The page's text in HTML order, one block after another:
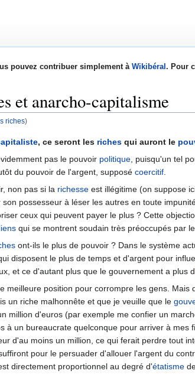
pouvez contribuer simplement à Wikibéral . Pour
et anarcho-capitalisme
riches)
, ce seront les riches qui auront le
pas le pouvoir politique , puisqu'un tel
du pouvoir de l'argent, supposé coercitif
non pas si la richesse est illégitime (on suppose
possesseur à léser les autres en toute
ceux qui peuvent payer le plus ? Cette
qui se montrent soudain très préoccupés par
ont-ils le plus de pouvoir ? Dans le système
disposent le plus de temps et d'argent pour
et ce d'autant plus que le gouvernement a plus
meilleure position pour corrompre les gens. Mais
un riche malhonnête et que je veuille que le
million d'euros (par exemple me confier un
à un bureaucrate quelconque pour arriver à
d'au moins un million, ce qui ferait perdre tout
pour le persuader d'allouer l'argent du
directement proportionnel au degré d'étatisme